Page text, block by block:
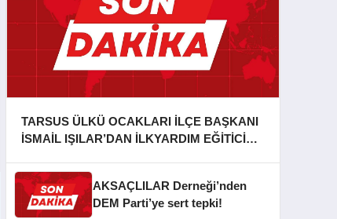
TARSUS ÜLKÜ OCAKLARI İLÇE BAŞKANI
İSMAİL IŞILAR’DAN İLKYARDIM EĞİTİCİ
AKSAÇLILAR Derneği’nden
DEM Parti’ye sert tepki!